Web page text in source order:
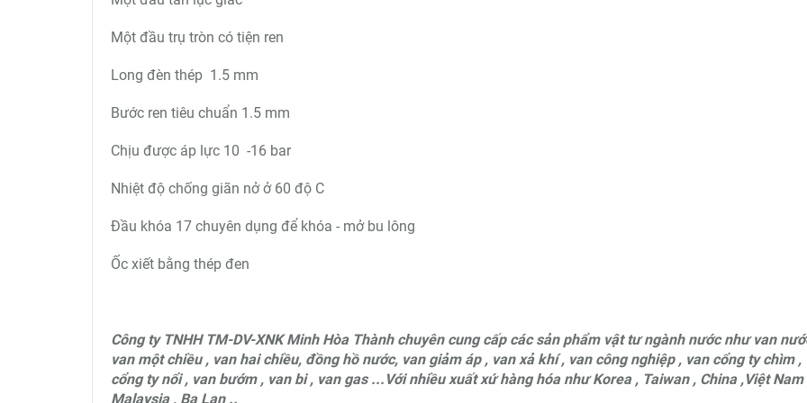
Một đầu trụ tròn có tiện ren
Long đèn thép 1.5 mm
Bước ren tiêu chuẩn 1.5 mm
Chịu được áp lực 10 -16 bar
Nhiệt độ chống giãn nở ở 60 độ C
Đầu khóa 17 chuyên dụng để khóa - mở bu lông
Ốc xiết bằng thép đen
Công ty TNHH TM-DV-XNK Minh Hòa Thành chuyên cung cấp các sản phẩm vật tư ngành nước như van
van một chiều , van hai chiều, đồng hồ nước, van giảm áp , van xả khí , van công nghiệp , van cổng ty chìm ,
cổng ty nổi , van bướm , van bi , van gas ...Với nhiều xuất xứ hàng hóa như Korea , Taiwan , China ,Việt Nam
Malaysia , Ba Lan ..